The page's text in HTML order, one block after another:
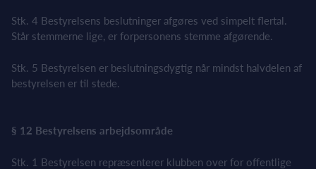
Stk. 4 Bestyrelsens beslutninger afgøres ved simpelt flertal.
Står stemmerne lige, er forpersonens stemme afgørende.
Stk. 5 Bestyrelsen er beslutningsdygtig når mindst halvdelen af
bestyrelsen er til stede.
§ 12 Bestyrelsens arbejdsområde
Stk. 1 Bestyrelsen repræsenterer klubben over for offentlige